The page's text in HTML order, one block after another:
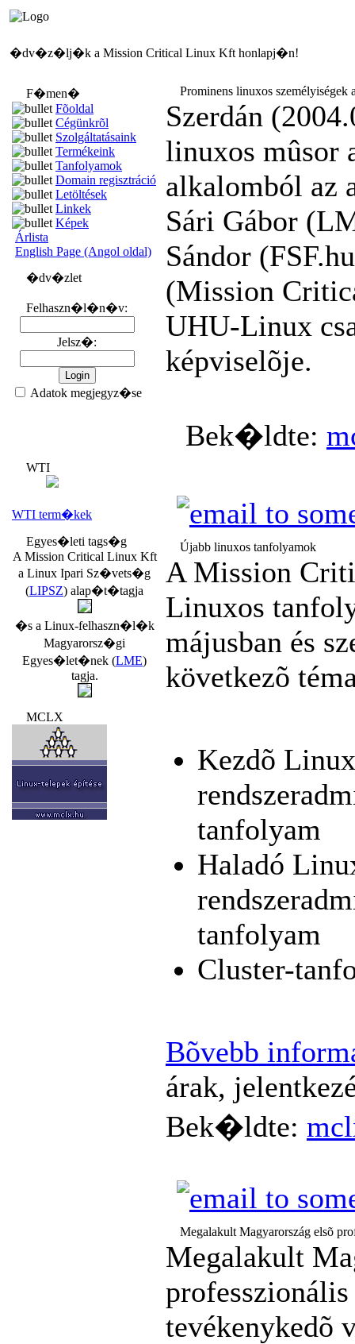
�dv�z�lj�k a Mission Critical Linux Kft honlapj�n!
F�men�
Fõoldal
Cégünkrõl
Szolgáltatásaink
Termékeink
Tanfolyamok
Domain regisztráció
Letöltések
Linkek
Képek
Árlista
English Page (Angol oldal)
�dv�zlet
Felhaszn�l�n�v:
Jelsz�:
Adatok megjegyz�se
WTI
WTI term�kek
Egyes�leti tags�g
A Mission Critical Linux Kft
a Linux Ipari Sz�vets�g
(LIPSZ) alap�t�tagja
�s a Linux-felhaszn�l�k
Magyarorsz�gi
Egyes�let�nek (LME)
tagja.
MCLX
Prominens linuxos személyiségek
Szerdán
linuxos mûsor
alkalomból az
Sári Gábor
Sándor
(Mission
UHU-Linux
képviselõje.
Bek�ldte:
Újabb linuxos tanfolyamok
A Mission
Linuxos
májusban és
következõ
Kezdõ
tanfolyam
Haladó
tanfolyam
Cluster-
Bõvebb
árak,
Bek�ldte:
Megalakult Magyarország elsõ
Megalakult
tevékenykedõ